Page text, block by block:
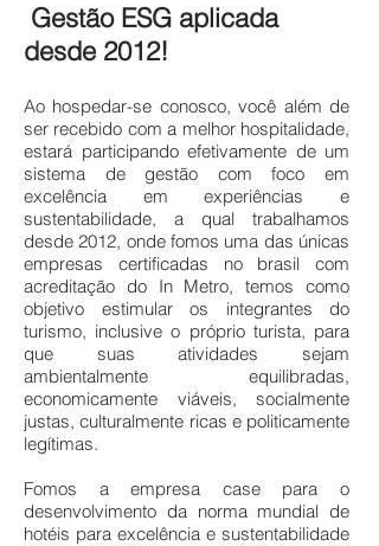
Gestão ESG aplicada
desde 2012!
Ao hospedar-se conosco, você além de
ser recebido com a melhor hospitalidade,
estará participando efetivamente de um
sistema de gestão com foco em
excelência em experiências e
sustentabilidade, a qual trabalhamos
desde 2012, onde fomos uma das únicas
empresas certificadas no brasil com
acreditação do In Metro, temos como
objetivo estimular os integrantes do
turismo, inclusive o próprio turista, para
que suas atividades sejam
ambientalmente equilibradas,
economicamente viáveis, socialmente
justas, culturalmente ricas e politicamente
legítimas.
Fomos a empresa case para o
desenvolvimento da norma mundial de
hotéis para excelência e sustentabilidade